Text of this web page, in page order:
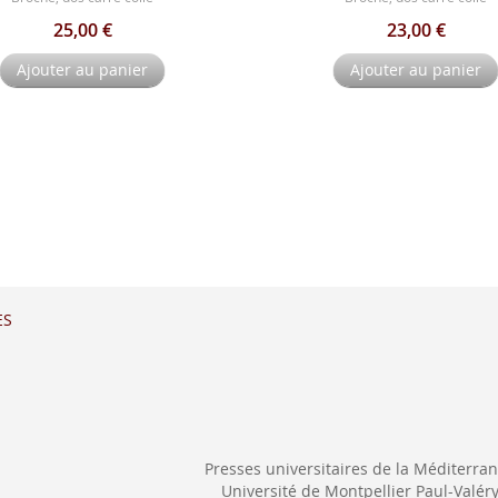
25,00 €
Ajouter au panier
23,00 €
Ajouter au panier
Presses universitaires de la
Université de Montpellier Paul-Valéry